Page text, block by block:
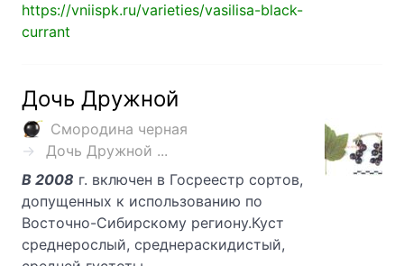
https://vniispk.ru/varieties/vasilisa-black-
currant
Дочь Дружной
Смородина черная
Дочь Дружной ...
В 2008 г. включен в Госреестр сортов,
допущенных к использованию по
Восточно-Сибирскому региону.Куст
среднерослый, среднераскидистый,